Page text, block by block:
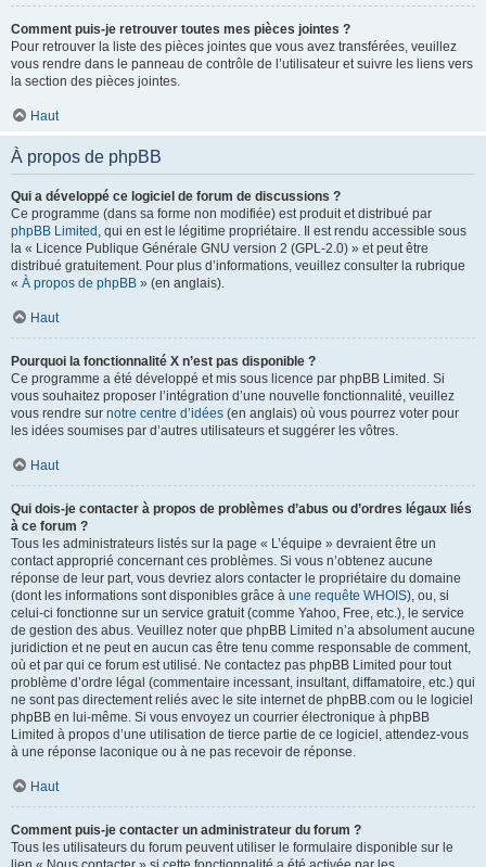
Comment puis-je retrouver toutes mes pièces jointes ?
Pour retrouver la liste des pièces jointes que vous avez transférées, veuillez
vous rendre dans le panneau de contrôle de l’utilisateur et suivre les liens vers
la section des pièces jointes.
Haut
À propos de phpBB
Qui a développé ce logiciel de forum de discussions ?
Ce programme (dans sa forme non modifiée) est produit et distribué par
phpBB Limited , qui en est le légitime propriétaire. Il est rendu accessible sous
la « Licence Publique Générale GNU version 2 (GPL-2.0) » et peut être
distribué gratuitement. Pour plus d’informations, veuillez consulter la rubrique
« À propos de phpBB » (en anglais).
Haut
Pourquoi la fonctionnalité X n’est pas disponible ?
Ce programme a été développé et mis sous licence par phpBB Limited. Si
vous souhaitez proposer l’intégration d’une nouvelle fonctionnalité, veuillez
vous rendre sur notre centre d’idées (en anglais) où vous pourrez voter pour
les idées soumises par d’autres utilisateurs et suggérer les vôtres.
Haut
Qui dois-je contacter à propos de problèmes d’abus ou d’ordres légaux liés
à ce forum ?
Tous les administrateurs listés sur la page « L’équipe » devraient être un
contact approprié concernant ces problèmes. Si vous n’obtenez aucune
réponse de leur part, vous devriez alors contacter le propriétaire du domaine
(dont les informations sont disponibles grâce à une requête WHOIS), ou, si
celui-ci fonctionne sur un service gratuit (comme Yahoo, Free, etc.), le service
de gestion des abus. Veuillez noter que phpBB Limited n’a absolument aucune
juridiction et ne peut en aucun cas être tenu comme responsable de comment,
où et par qui ce forum est utilisé. Ne contactez pas phpBB Limited pour tout
problème d’ordre légal (commentaire incessant, insultant, diffamatoire, etc.) qui
ne sont pas directement reliés avec le site internet de phpBB.com ou le logiciel
phpBB en lui-même. Si vous envoyez un courrier électronique à phpBB
Limited à propos d’une utilisation de tierce partie de ce logiciel, attendez-vous
à une réponse laconique ou à ne pas recevoir de réponse.
Haut
Comment puis-je contacter un administrateur du forum ?
Tous les utilisateurs du forum peuvent utiliser le formulaire disponible sur le